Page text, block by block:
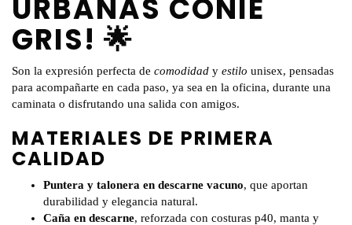
URBANAS CONIE
GRIS! 🌟
Son la expresión perfecta de comodidad y estilo unisex, pensadas
para acompañarte en cada paso, ya sea en la oficina, durante una
caminata o disfrutando una salida con amigos.
MATERIALES DE PRIMERA
CALIDAD
Puntera y talonera en descarne vacuno, que aportan
durabilidad y elegancia natural.
Caña en descarne, reforzada con costuras p40, manta y